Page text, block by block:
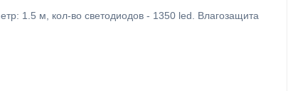
1.5 м, кол-во светодиодов - 1350 led. Влагозащита